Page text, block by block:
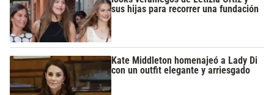
sus hijas para recorrer una fundación
Kate Middleton homenajeó a Lady Di
con un outfit elegante y arriesgado